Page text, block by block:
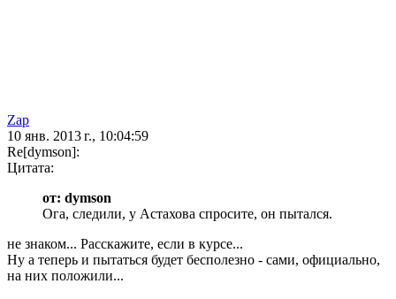
Zap
10 янв. 2013 г., 10:04:59
Re[dymson]:
Цитата:
от: dymson
Ога, следили, у Астахова спросите, он пытался.
не знаком... Расскажите, если в курсе...
Ну а теперь и пытаться будет бесполезно - сами, официально,
на них положили...